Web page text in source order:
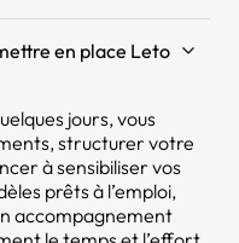
en place Leto
jours, vous
structurer votre
à sensibiliser vos
prêts à l’emploi,
accompagnement